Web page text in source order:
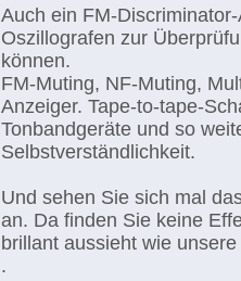
Auch ein FM-
Oszillografen zur
können.
FM-Muting, NF-Muting,
Anzeiger. Tape-to-tape-
Tonbandgeräte und so
Selbstverständlichkeit.
Und sehen Sie sich mal
an. Da finden Sie keine
brillant aussieht wie
.